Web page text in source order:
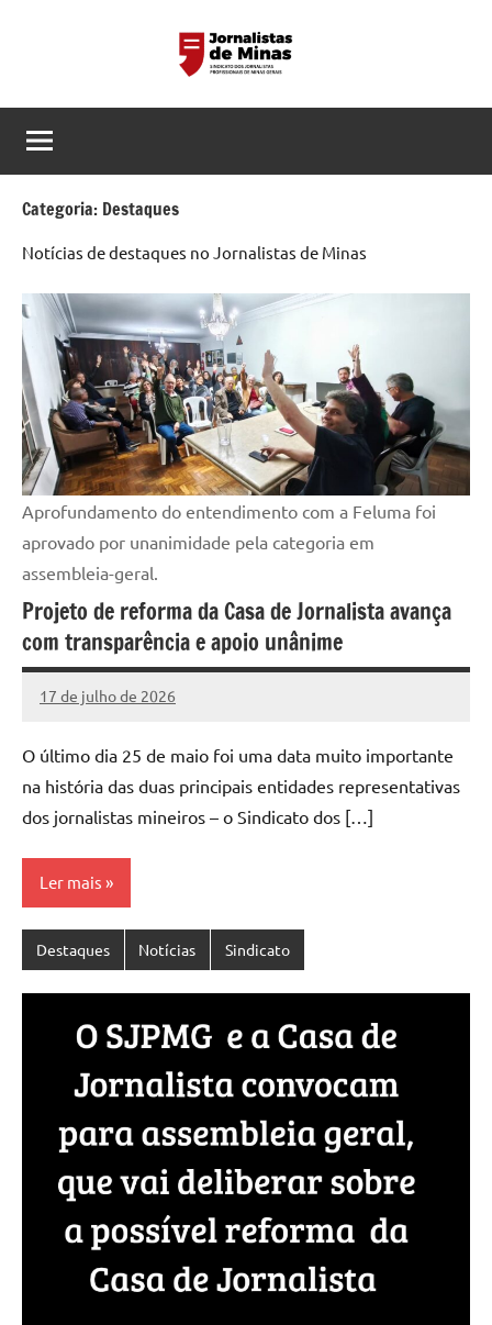
conteúdo
Sindicato
dos
Jornalistas
Profissionais
Minas
Gerais
Sindicato
dos
Jornalistas
de
Categoria: Destaques
Notícias de destaques no Jornalistas de Minas
Aprofundamento do entendimento com a Feluma foi
aprovado por unanimidade pela categoria em
assembleia-geral.
Projeto de reforma da Casa de Jornalista avança
com transparência e apoio unânime
17 de julho de 2026
Marcelo
Nenhum
O último dia 25 de maio foi uma data muito importante
na história das duas principais entidades representativas
dos jornalistas mineiros – o Sindicato dos […]
Ler mais
Destaques Notícias Sindicato